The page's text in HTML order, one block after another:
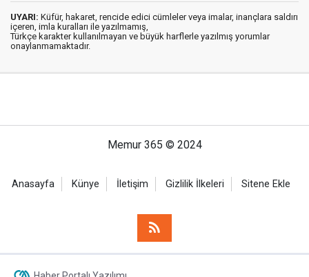
UYARI: Küfür, hakaret, rencide edici cümleler veya imalar, inançlara saldırı
içeren, imla kuralları ile yazılmamış,
Türkçe karakter kullanılmayan ve büyük harflerle yazılmış yorumlar
onaylanmamaktadır.
Memur 365 © 2024
Anasayfa Künye İletişim Gizlilik İlkeleri Sitene Ekle